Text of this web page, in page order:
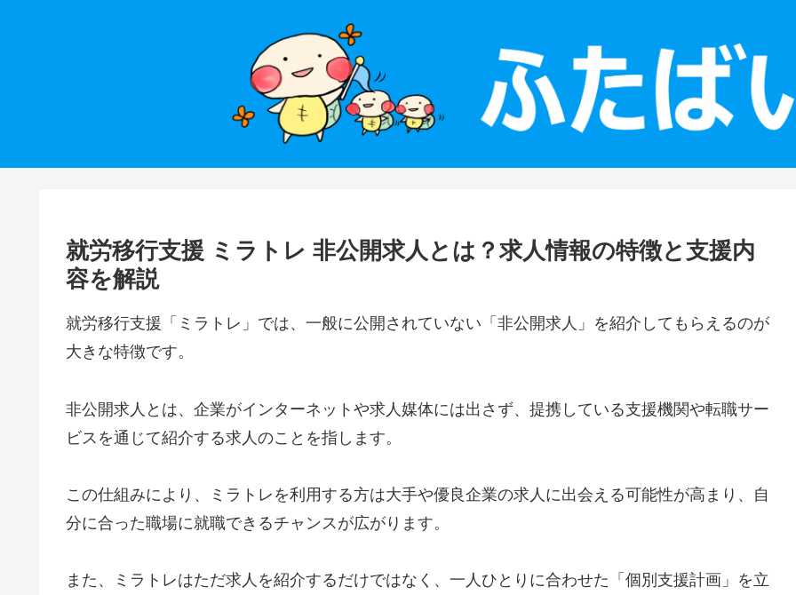
就労移行支援 ミラトレ 非公開求人とは？求人情報の特徴と支援内
容を解説
就労移行支援「ミラトレ」では、一般に公開されていない「非公開求人」を紹介してもらえるのが
大きな特徴です。
非公開求人とは、企業がインターネットや求人媒体には出さず、提携している支援機関や転職サー
ビスを通じて紹介する求人のことを指します。
この仕組みにより、ミラトレを利用する方は大手や優良企業の求人に出会える可能性が高まり、自
分に合った職場に就職できるチャンスが広がります。
また、ミラトレはただ求人を紹介するだけではなく、一人ひとりに合わせた「個別支援計画」を立